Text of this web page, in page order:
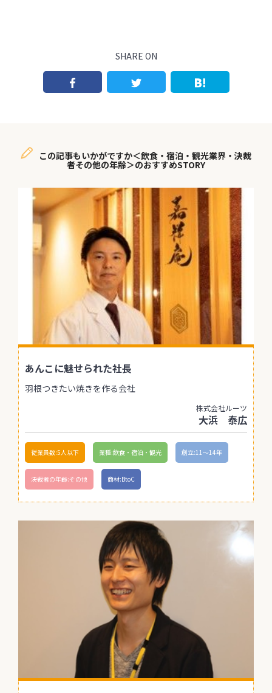
SHARE ON
この記事もいかがですか＜飲食・宿泊・観光業界・決裁
者その他の年齢＞のおすすめSTORY
あんこに魅せられた社長
羽根つきたい焼きを作る会社
株式会社ルーツ
大浜 泰広
従業員数:5人以下 業種:飲食・宿泊・観光 創立:11〜14年
決裁者の年齢:その他 商材:BtoC